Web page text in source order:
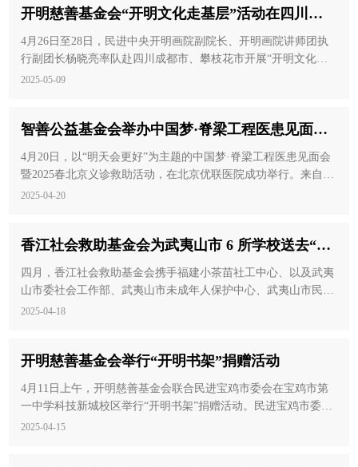
开明慈善基金会“开明文化走基层”活动在四川攀
枝花开展
4月26日至28日，民进中央开明画院副院长、开明画院讲师团执
行副团长杨晓亮率队赴四川成都市、攀枝花市开展“开明文化走
基层”活动。活动由开明慈善基金会资助，旨在以书画艺术为媒
2025-05-09
智善公益基金会举办中国梦·脊梁工程医患见面会
暨2025 春北京义诊救助活动
4月20日，以“明天会更好”为主题的中国梦·脊梁工程医患见面会
暨2025春北京义诊救助活动，在北京优联医院成功举行。来自20
个省市自治区的136位脊柱畸形患者参加。智善公益基金会现场
观看并点赞。
2025-04-20
香江社会救助基金会为武夷山市 6 所学校送去“公
益阅读分享课”
四月，香江社会救助基金会携手福建小茶苗社工中心、以及武夷
山市委社会工作部、武夷山市未成年人保护中心、武夷山市民政
局、共青团武夷山市委员会等各单位，共同为武夷山市的孩子们
2025-04-18
开明慈善基金会举行“开明书架”捐赠活动
4月11日上午，开明慈善基金会联合民进宝鸡市委会在宝鸡市第
一中学科技新城校区举行“开明书架”捐赠活动。民进宝鸡市委会
主委李文与中共宝鸡市第一中学党委书记邓向龙共同为“开明书
2025-04-15